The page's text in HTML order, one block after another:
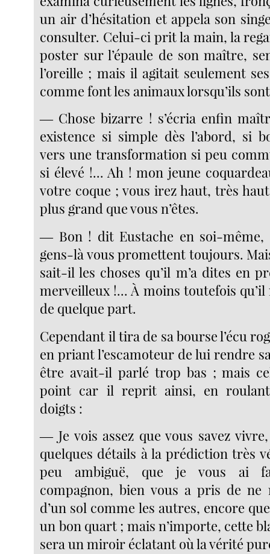
un air d’hésitation et appela son
consulter. Celui-ci prit la main, la
poster sur l’épaule de son maître,
l’oreille ; mais il agitait seulement
comme font les animaux lorsqu’ils
― Chose bizarre ! s’écria enfin
existence si simple dès l’abord, si
vers une transformation si peu
si élevé !... Ah ! mon jeune
votre coque ; vous irez haut, très
plus grand que vous n’êtes.
― Bon ! dit Eustache en soi-même,
gens-là vous promettent toujours.
sait-il les choses qu’il m’a dites en
merveilleux !... À moins toutefois qu’il
de quelque part.
Cependant il tira de sa bourse l’écu
en priant l’escamoteur de lui rendre
être avait-il parlé trop bas ; mais
point car il reprit ainsi, en roulant
doigts :
― Je vois assez que vous savez
quelques détails à la prédiction très
peu ambiguë, que je vous ai
compagnon, bien vous a pris de
d’un sol comme les autres, encore
un bon quart ; mais n’importe, cette
sera un miroir éclatant où la vérité